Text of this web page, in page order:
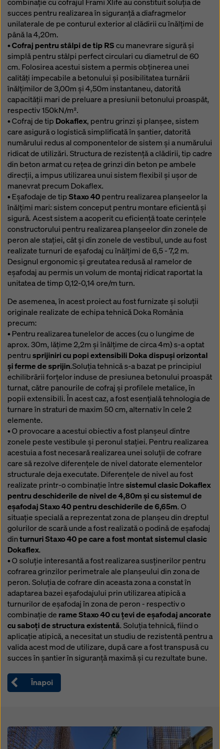
combinație cu cofrajul Frami Xlife au constituit soluția de
succes pentru realizarea în siguranță a diafragmelor
unilaterale de pe conturul exterior al clădirii cu înălțimi de
până la 4,20m.
•Cofraj pentru stâlpi de tip RScu manevrare sigură şi
simplă pentru stâlpi perfect circulari cu diametrul de 60
cm. Folosirea acestui sistem a permis obținerea unei
calități impecabile a betonului și posibilitatea turnării
înălțimilor de 3,00m și 4,50m instantaneu, datorită
capacității mari de preluare a presiunii betonului proaspăt,
respectiv 150kN/m².
• Cofraj de tip Dokaflex, pentru grinzi și planșee, sistem
care asigură o logistică simplificată în șantier, datorită
numărului redus al componentelor de sistem și a numărului
ridicat de utilizări. Structura de rezistență a clădirii, tip cadre
din beton armat cu rețea de grinzi din beton pe ambele
direcții, a impus utilizarea unui sistem flexibil și ușor de
manevrat precum Dokaflex.
• Eșafodaje de tipStaxo 40pentru realizarea planșeelor la
înălțimi mari: sistem conceput pentru montare eficientă şi
sigură. Acest sistem a acoperit cu eficiență toate cerințele
constructorului pentru realizarea planșeelor din zonele de
peron ale stației, cât și din zonele de vestibul, unde au fost
realizate turnuri de eșafodaj cu înălțimi de 6,5 - 7,2 m.
Designul ergonomic și greutatea redusă al ramelor de
eșafodaj au permis un volum de montaj ridicat raportat la
unitatea de timp 0,12-0,14 ore/m turn.
De asemenea, în acest proiect au fost furnizate și soluții
originale realizate de echipa tehnică Doka România
precum:
• Pentru realizarea tunelelor de acces (cu o lungime de
aprox. 30m, lățime 2,2m și înălțime de circa 4m) s-a optat
pentrusprijiniri cu popi extensibili Doka dispuși orizontal
și ferme de sprijin.Soluția tehnică s-a bazat pe principiul
echilibrării forțelor induse de presiunea betonului proaspăt
turnat, către panourile de cofraj și profilele metalice, în
popii extensibili. În acest caz, a fost esențială tehnologia de
turnare în straturi de maxim 50 cm, alternativ în cele 2
elemente.
• O provocare a acestui obiectiv a fost planșeul dintre
zonele peste vestibule și peronul stației. Pentru realizarea
acestuia a fost necesară realizarea unei soluții de cofrare
care să rezolve diferențele de nivel datorate elementelor
structurale deja executate. Diferențele de nivel au fost
realizate printr-o combinație întresistemul clasic Dokaflex
pentru deschiderile de nivel de 4,80m și cu sistemul de
eșafodaj Staxo 40 pentru deschiderile de 6,65m. O
situație specială a reprezentat zona de planșeu din dreptul
golurilor de scară unde a fost realizată o podină de eșafodaj
dinturnuri Staxo 40 pe care a fost montat sistemul clasic
Dokaflex.
• O soluție interesantă a fost realizarea susținerilor pentru
cofrarea grinzilor perimetrale ale planșeului din zona de
peron. Soluția de cofrare din aceasta zona a constat în
adaptarea bazei eșafodajului prin utilizarea atipică a
turnurilor de eșafodaj în zona de peron - respectiv o
combinație de rame Staxo 40 cu țevi de eșafodaj ancorate
cu saboți de structura existentă. Soluția tehnică, fiind o
aplicație atipică, a necesitat un studiu de rezistentă pentru a
valida acest mod de utilizare, după care a fost transpusă cu
succes în șantier în siguranță maximă și cu rezultate bune.
Înapoi
Open